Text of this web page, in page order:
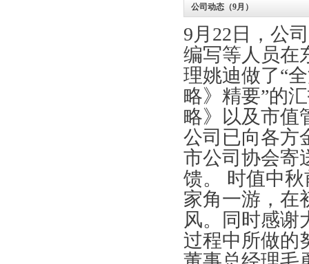
公司动态（9月）
9月22日，公
编写等人员在
理姚迪做了“
略》精要”的
略》以及市值
公司已向各方
市公司协会寄
馈。 时值中
家角一游，在
风。同时感谢
过程中所做的